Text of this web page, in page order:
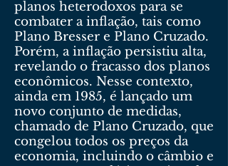
planos heterodoxos para se
combater a inflação, tais como
Plano Bresser e Plano Cruzado.
Porém, a inflação persistiu alta,
revelando o fracasso dos planos
econômicos. Nesse contexto,
ainda em 1985, é lançado um
novo conjunto de medidas,
chamado de Plano Cruzado, que
congelou todos os preços da
economia, incluindo o câmbio e